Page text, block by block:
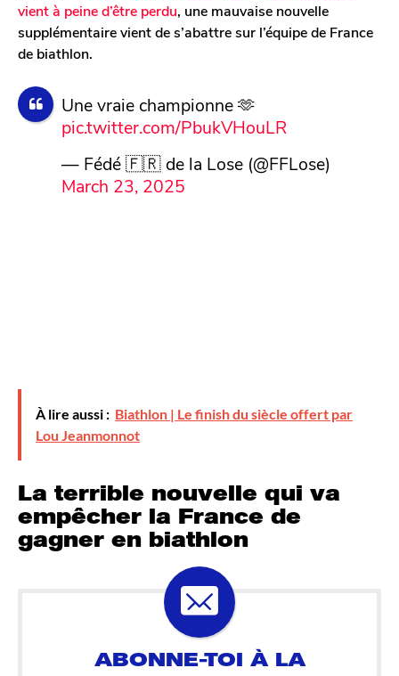
r
o
n
vient à peine d’être perdu, une mauvaise nouvelle
supplémentaire vient de s’abattre sur l’équipe de France
de biathlon.
Une vraie championne 🫶
pic.twitter.com/PbukVHouLR
— Fédé 🇫🇷 de la Lose (@FFLose)
March 23, 2025
À lire aussi : Biathlon | Le finish du siècle offert par
Lou Jeanmonnot
La terrible nouvelle qui va
empêcher la France de
gagner en biathlon